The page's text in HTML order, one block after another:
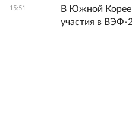
15:51
В Южной
участия в ВЭФ-